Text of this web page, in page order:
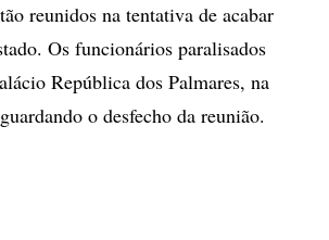
reunidos na tentativa de acabar
Os funcionários paralisados
República dos Palmares, na
o desfecho da reunião.